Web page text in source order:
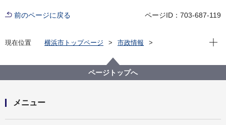
前のページに戻る ページID：703-687-119
現在位置 横浜市トップページ
市政情報
なか区民活動センター祭りを開催します！
現在
ページトップへ
メニュー